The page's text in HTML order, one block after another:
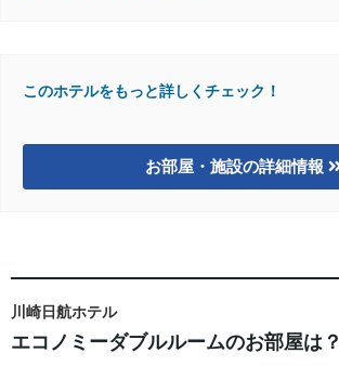
このホテルをもっと詳しくチェック！
お部屋・施設の詳細情報
川崎日航ホテル
エコノミーダブルルームのお部屋は？